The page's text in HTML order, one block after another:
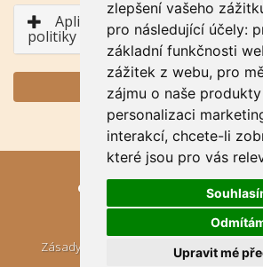
zlepšení vašeho
pro následující účely:
základní funkčnosti
zážitek z webu, pro
zájmu o naše
personalizaci
interakcí, chcete-li
které jsou pro vás
Upravit mé
Aplikace BPEJ v rámci
politiky
GENERUJ PDF
eKatalog BPEJ
, © VÚMOP, v.
Kontakt:
Zásady ochrany osobních údajů|